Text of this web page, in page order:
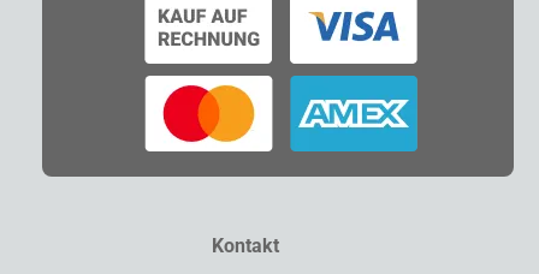
Kontakt